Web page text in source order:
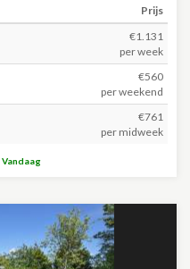
Prijs
€1.131
per week
€560
per weekend
€761
per midweek
Vandaag